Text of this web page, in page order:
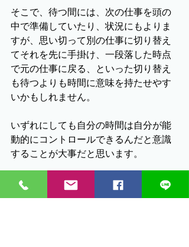
そこで、待つ間には、次の仕事を頭の
中で準備していたり、状況にもよりま
すが、思い切って別の仕事に切り替え
てそれを先に手掛け、一段落した時点
で元の仕事に戻る、といった切り替え
も待つよりも時間に意味を持たせやす
いかもしれません。
いずれにしても自分の時間は自分が能
動的にコントロールできるんだと意識
することが大事だと思います。